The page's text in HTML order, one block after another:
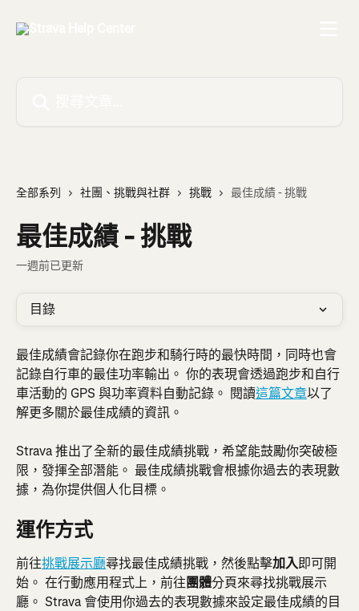
全部系列 社團、挑戰與社群 挑戰 最佳成績 - 挑戰
最佳成績 - 挑戰
一週前已更新
目錄
最佳成績會記錄你在跑步和騎行時的最快時間，同時也會
記錄自行車的最佳功率輸出。 你的表現會透過跑步和自行
車活動的 GPS 與功率資料自動記錄。 閱讀這篇文章以了
解更多關於最佳成績的資訊。
Strava 推出了全新的最佳成績挑戰，希望能鼓勵你突破極
限，發揮全部潛能。 最佳成績挑戰會根據你過去的表現數
據，為你提供個人化目標。
運作方式
前往挑戰展示廳尋找最佳成績挑戰，然後點擊加入即可開
始。 在行動應用程式上，前往團體分頁來尋找挑戰展示
廳。 Strava 會使用你過去的表現數據來設定最佳成績的目